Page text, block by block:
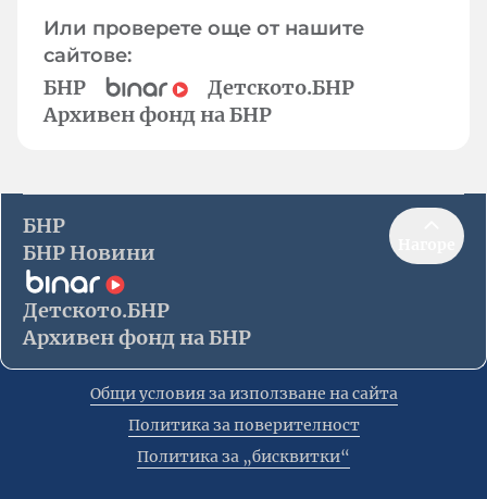
Или проверете още от нашите
сайтове:
БНР
Детското.БНР
Архивен фонд на БНР
БНР
БНР Новини
Детското.БНР
Архивен фонд на БНР
Общи условия за използване на сайта
Политика за поверителност
Политика за „бисквитки“